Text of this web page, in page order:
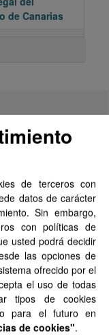
de Canarias
de terceros con
datos de carácter
Sin embargo,
con políticas de
usted podrá decidir
las opciones de
ofrecido por el
el uso de todas
tipos de cookies
para el futuro en
de cookies".